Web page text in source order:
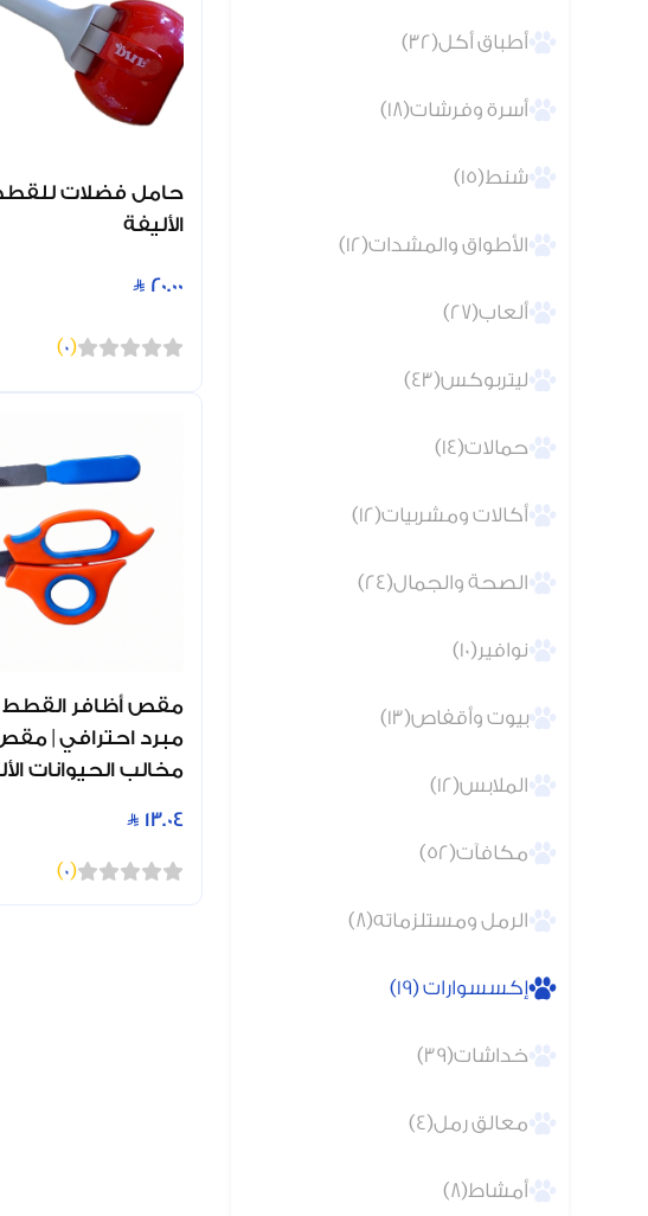
أطباق أكل(32)
أسرة وفرشات(18)
شنط(15)
الأطواق والمشدات(12)
ألعاب(27)
ليتربوكس(43)
حمالات(14)
أكالات ومشربيات(12)
الصحة والجمال(24)
نوافير(10)
بيوت وأقفاص(13)
الملابس(12)
مكافآت(52)
الرمل ومستلزماته(8)
إكسسوارات (19)
خداشات(39)
معالق رمل(4)
أمشاط(8)
حامل فضلات للقطط
الأليفة
20.00
(
0
)
مقص أظافر القطط
مبرد احترافي |
مخالب الحيوانات
13.04
(
0
)